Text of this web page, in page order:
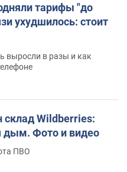
тарифы "до
ухудшилось: стоит
выросли в разы и как
склад Wildberries:
дым. Фото и видео
ПВО